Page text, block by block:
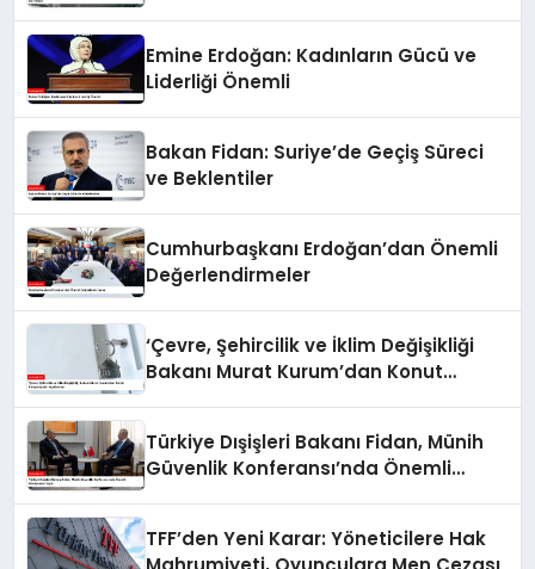
Emine Erdoğan: Kadınların Gücü ve
Liderliği Önemli
Bakan Fidan: Suriye’de Geçiş Süreci
ve Beklentiler
Cumhurbaşkanı Erdoğan’dan Önemli
Değerlendirmeler
‘Çevre, Şehircilik ve İklim Değişikliği
Bakanı Murat Kurum’dan Konut
Türkiye Dışişleri Bakanı Fidan, Münih
Güvenlik Konferansı’nda Önemli
TFF’den Yeni Karar: Yöneticilere Hak